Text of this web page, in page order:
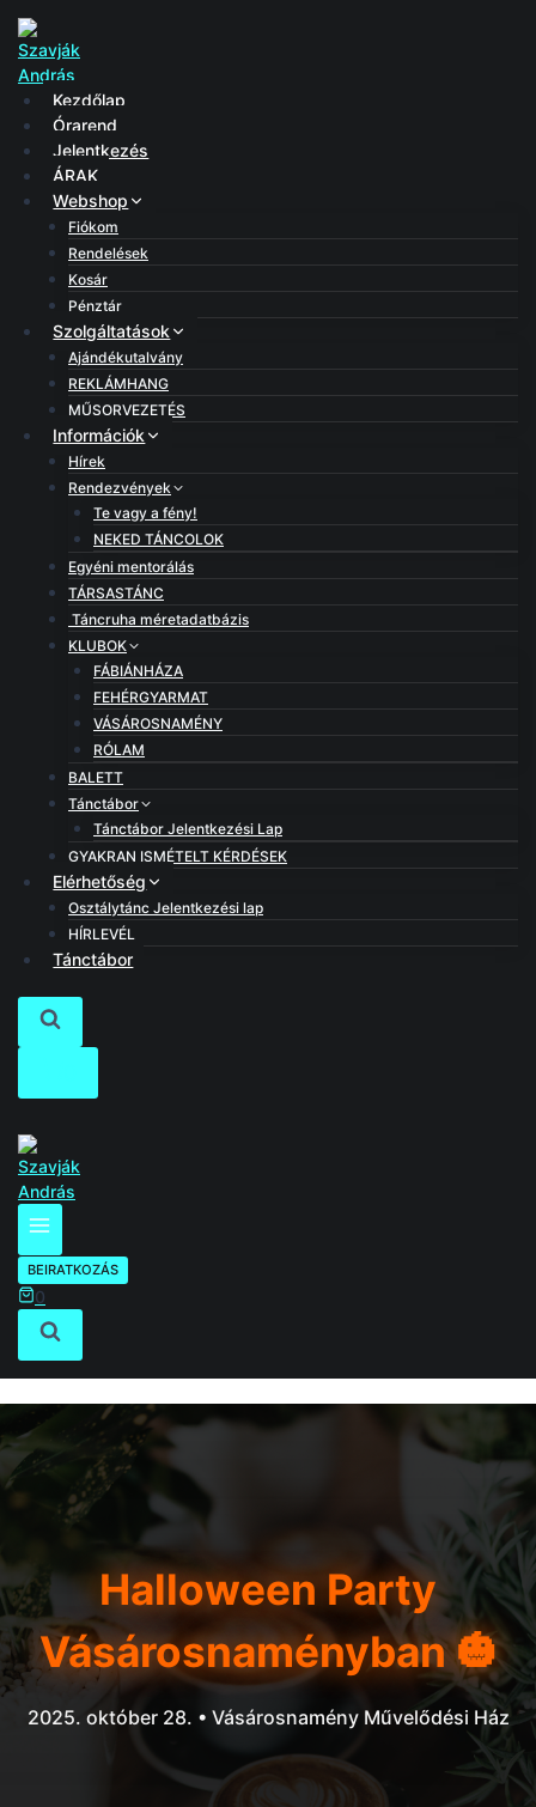
Kezdőlap
Órarend
Jelentkezés
ÁRAK
Webshop
Fiókom
Rendelések
Kosár
Pénztár
Szolgáltatások
Ajándékutalvány
REKLÁMHANG
MŰSORVEZETÉS
Információk
Hírek
Rendezvények
Te vagy a fény!
NEKED TÁNCOLOK
Egyéni mentorálás
TÁRSASTÁNC
Táncruha méretadatbázis
KLUBOK
FÁBIÁNHÁZA
FEHÉRGYARMAT
VÁSÁROSNAMÉNY
RÓLAM
BALETT
Tánctábor
Tánctábor Jelentkezési Lap
GYAKRAN ISMÉTELT KÉRDÉSEK
Elérhetőség
Osztálytánc Jelentkezési lap
HÍRLEVÉL
Tánctábor
BEIRATKOZÁS
0
Halloween Party
Vásárosnaményban 🎃
2025. október 28. • Vásárosnamény Művelődési Ház